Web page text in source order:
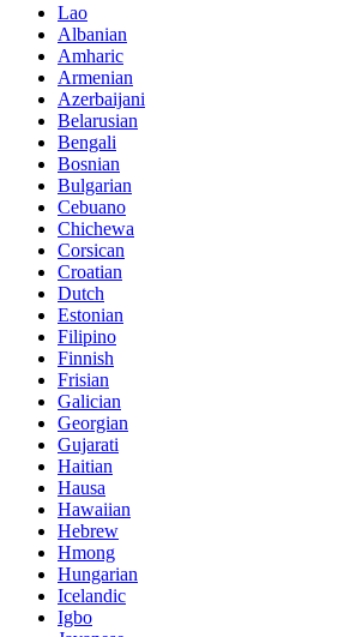
Lao
Albanian
Amharic
Armenian
Azerbaijani
Belarusian
Bengali
Bosnian
Bulgarian
Cebuano
Chichewa
Corsican
Croatian
Dutch
Estonian
Filipino
Finnish
Frisian
Galician
Georgian
Gujarati
Haitian
Hausa
Hawaiian
Hebrew
Hmong
Hungarian
Icelandic
Igbo